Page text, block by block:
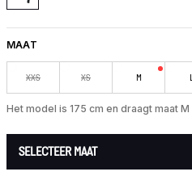
MAAT
XXS XS M L
Het model is 175 cm en draagt maat M
SELECTEER MAAT